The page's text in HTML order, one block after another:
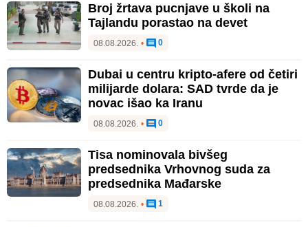
Broj žrtava pucnjave u školi na
Tajlandu porastao na devet
08.08.2026. • 0
Dubai u centru kripto-afere od četiri
milijarde dolara: SAD tvrde da je
novac išao ka Iranu
08.08.2026. • 0
Tisa nominovala bivšeg
predsednika Vrhovnog suda za
predsednika Mađarske
08.08.2026. • 1